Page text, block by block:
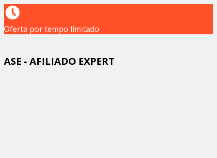
Oferta por tempo limitado
ASE - AFILIADO EXPERT